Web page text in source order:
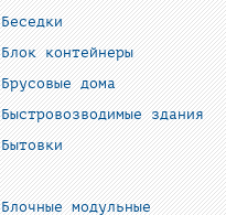
Беседки
Блок контейнеры
Брусовые дома
Быстровозводимые здания
Бытовки
Блочные модульные